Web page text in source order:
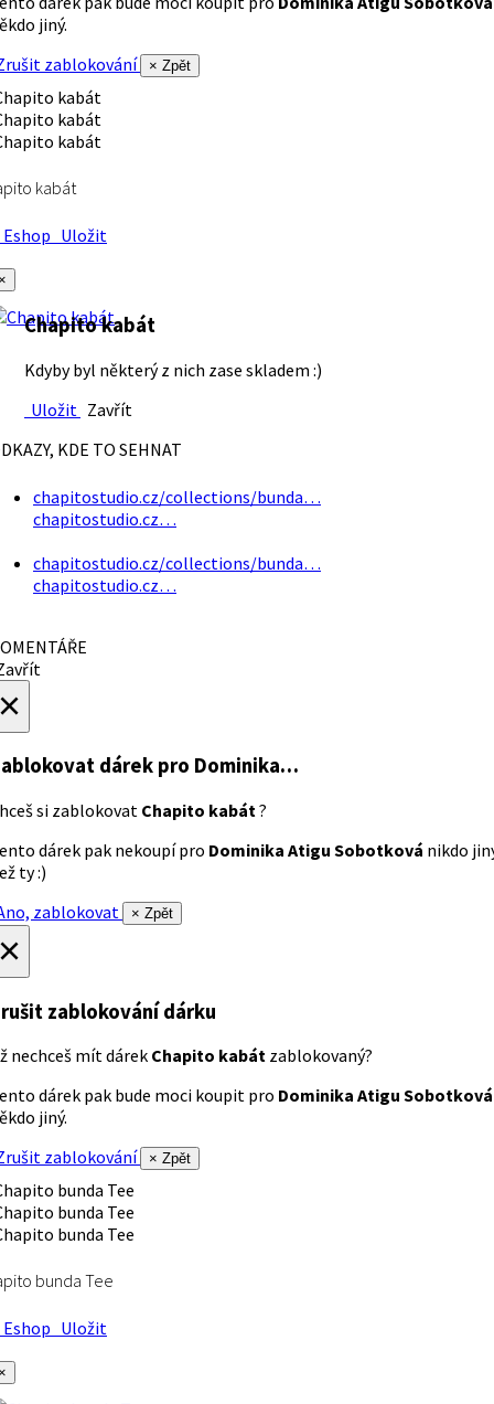
jiný.
zablokování
× Zpět
kabát
Uložit
Chapito kabát
Kdyby byl některý z nich zase skladem :)
Uložit Zavřít
KDE TO SEHNAT
chapitostudio.cz/collections/bunda…
chapitostudio.cz…
chapitostudio.cz/collections/bunda…
chapitostudio.cz…
dárek pro Dominika…
si zablokovat Chapito kabát ?
dárek pak nekoupí pro Dominika Atigu Sobotková nikdo
ty :)
zablokovat
× Zpět
zablokování dárku
nechceš mít dárek Chapito kabát zablokovaný?
dárek pak bude moci koupit pro Dominika Atigu Sobotková
jiný.
zablokování
× Zpět
bunda Tee
Uložit